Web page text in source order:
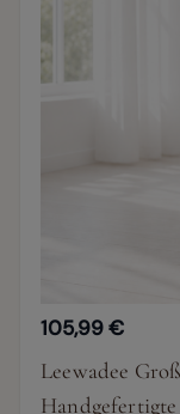
105,99 €
Leewadee